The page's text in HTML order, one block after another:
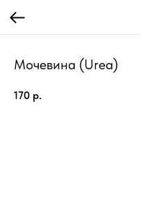
Мочевина (Urea)
170 р.